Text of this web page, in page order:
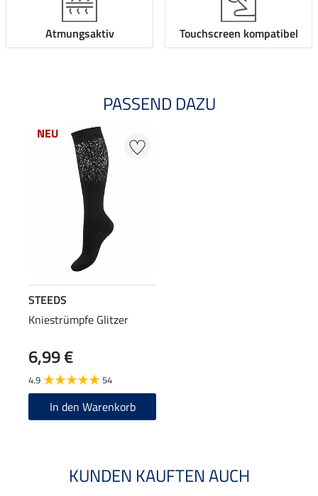
Atmungsaktiv Touchscreen kompatibel
PASSEND DAZU
NEU
STEEDS
Kniestrümpfe Glitzer
6,99 €
4.9 54
In den Warenkorb
KUNDEN KAUFTEN AUCH